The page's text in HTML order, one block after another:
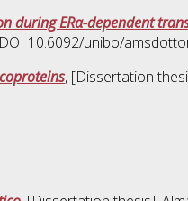
during ERα-dependent
10.6092/unibo/
, [Dissertation